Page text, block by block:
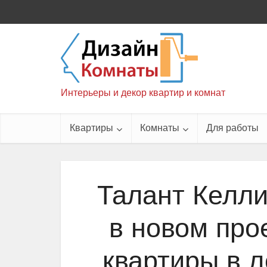
Интерьеры и декор квартир и комнат
Квартиры Комнаты Для работы
Талант
в новом
квартиры в